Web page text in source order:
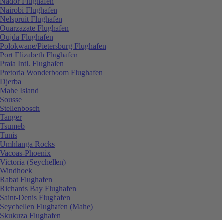
Nairobi Flughafen
Nelspruit Flughafen
Ouarzazate Flughafen
Oujda Flughafen
Polokwane/Pietersburg Flughafen
Port Elizabeth Flughafen
Praia Intl. Flughafen
Pretoria Wonderboom Flughafen
Djerba
Mahe Island
Sousse
Stellenbosch
Tanger
Tsumeb
Tunis
Umhlanga Rocks
Vacoas-Phoenix
Victoria (Seychellen)
Windhoek
Rabat Flughafen
Richards Bay Flughafen
Saint-Denis Flughafen
Seychellen Flughafen (Mahe)
Skukuza Flughafen